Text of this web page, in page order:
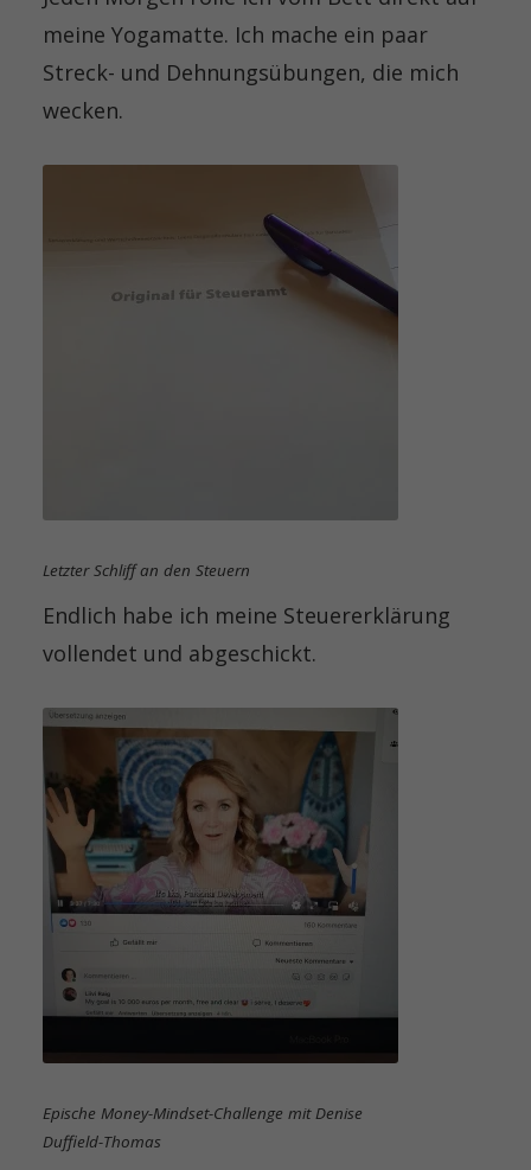
meine Yogamatte. Ich mache ein paar
Streck- und Dehnungsübungen, die mich
wecken.
Letzter Schliff an den Steuern
Endlich habe ich meine Steuererklärung
vollendet und abgeschickt.
Epische Money-Mindset-Challenge mit Denise
Duffield-Thomas